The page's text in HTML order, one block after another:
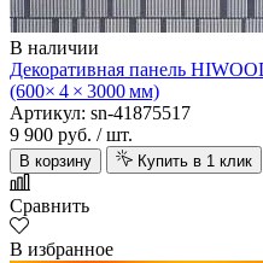
В наличии
Декоративная панель
(600× 4 × 3000 мм)
Артикул: sn-41875517
9 900 руб. / шт.
В корзину Купить в 1 клик
Сравнить
В избранное